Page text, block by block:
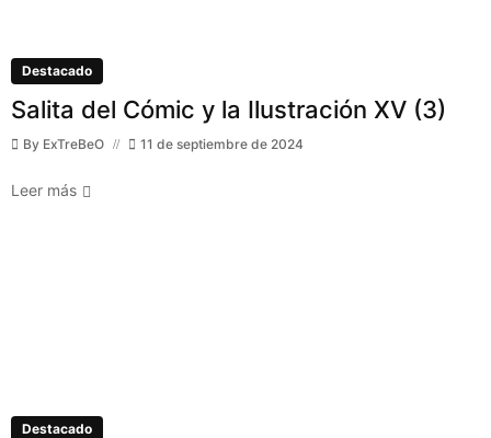
Destacado
Salita del Cómic y la Ilustración XV (3)
By ExTreBeO 11 de septiembre de 2024
Leer más
Destacado